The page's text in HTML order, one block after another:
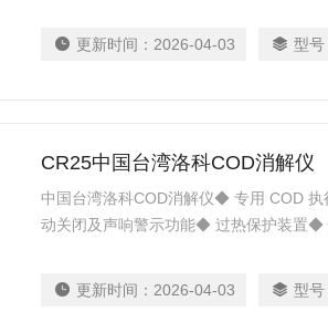
更新时间： 2026-04-03 型号
CR25中国台湾洛科COD消解仪
中国台湾洛科COD消解仪◆ 专用 COD
动关闭及声响警示功能◆ 过热保护装置◆
更新时间： 2026-04-03 型号